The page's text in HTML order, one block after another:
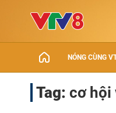
NÓNG CÙNG
Tag: cơ hội